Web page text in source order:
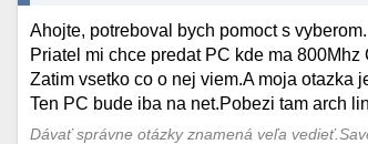
Ahojte, potreboval bych pomoct s vyberom.
Priatel mi chce predat PC kde ma
Zatim vsetko co o nej viem.A moja otazka
Ten PC bude iba na net.Pobezi tam arch
Dávať správne otázky znamená veľa